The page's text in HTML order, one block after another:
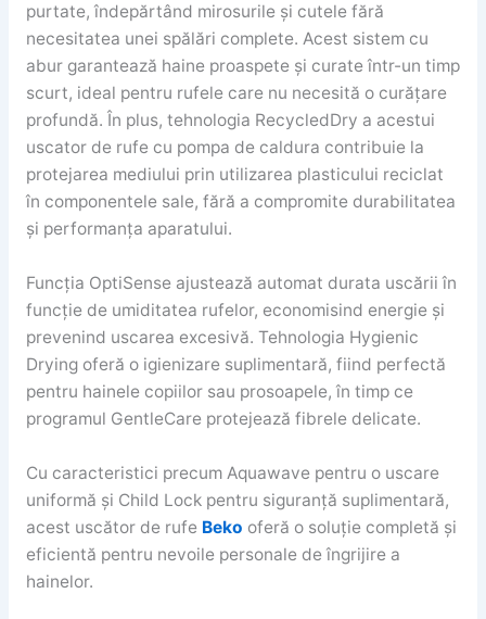
purtate, îndepărtând mirosurile și cutele fără
necesitatea unei spălări complete. Acest sistem cu
abur garantează haine proaspete și curate într-un timp
scurt, ideal pentru rufele care nu necesită o curățare
profundă. În plus, tehnologia RecycledDry a acestui
uscator de rufe cu pompa de caldura contribuie la
protejarea mediului prin utilizarea plasticului reciclat
în componentele sale, fără a compromite durabilitatea
și performanța aparatului.
Funcția OptiSense ajustează automat durata uscării în
funcție de umiditatea rufelor, economisind energie și
prevenind uscarea excesivă. Tehnologia Hygienic
Drying oferă o igienizare suplimentară, fiind perfectă
pentru hainele copiilor sau prosoapele, în timp ce
programul GentleCare protejează fibrele delicate.
Cu caracteristici precum Aquawave pentru o uscare
uniformă și Child Lock pentru siguranță suplimentară,
acest uscător de rufe Beko oferă o soluție completă și
eficientă pentru nevoile personale de îngrijire a
hainelor.